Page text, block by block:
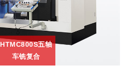
HTMC800S五轴
车铣复合